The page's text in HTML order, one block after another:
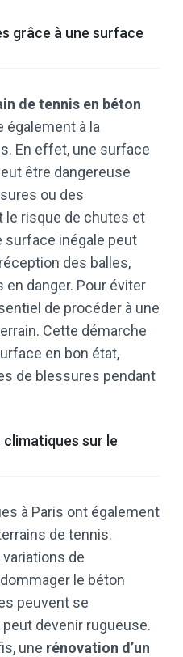
grâce à une surface
de tennis en béton
également à la
En effet, une surface
être dangereuse
ou des
le risque de chutes et
surface inégale peut
des balles,
danger. Pour éviter
de procéder à une
Cette démarche
en bon état,
de blessures pendant
sur le
à Paris ont également
de tennis.
variations de
le béton
peuvent se
devenir rugueuse.
une rénovation d’un